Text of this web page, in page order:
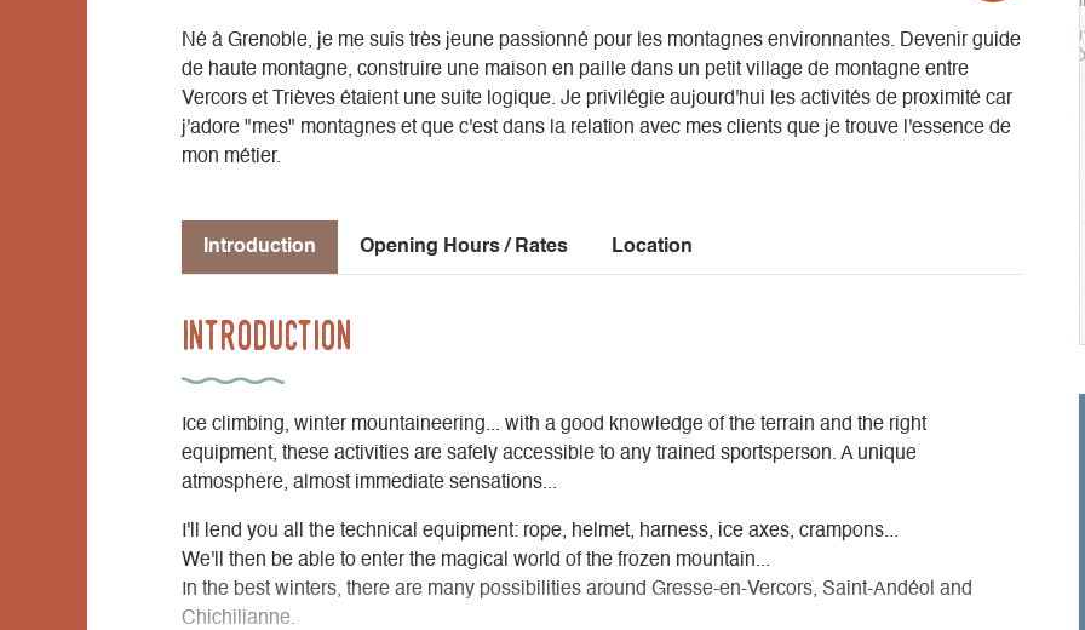
Né à Grenoble, je me suis très jeune passionné pour les montagnes environnantes. Devenir guide
de haute montagne, construire une maison en paille dans un petit village de montagne entre
Vercors et Trièves étaient une suite logique. Je privilégie aujourd'hui les activités de proximité car
j'adore "mes" montagnes et que c'est dans la relation avec mes clients que je trouve l'essence de
mon métier.
Introduction Opening Hours / Rates Location
Introduction
Ice climbing, winter mountaineering... with a good knowledge of the terrain and the right
equipment, these activities are safely accessible to any trained sportsperson. A unique
atmosphere, almost immediate sensations...
I'll lend you all the technical equipment: rope, helmet, harness, ice axes, crampons...
We'll then be able to enter the magical world of the frozen mountain...
In the best winters, there are many possibilities around Gresse-en-Vercors, Saint-Andéol and
Chichilianne.